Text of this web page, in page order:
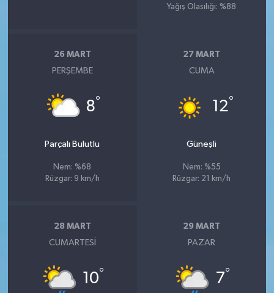
Yağış Olasılığı: %88
26 MART
PERŞEMBE
8°
Parçalı Bulutlu
Nem: %68
Rüzgar: 9 km/h
27 MART
CUMA
12°
Güneşli
Nem: %55
Rüzgar: 21 km/h
28 MART
CUMARTESI
10°
29 MART
PAZAR
7°